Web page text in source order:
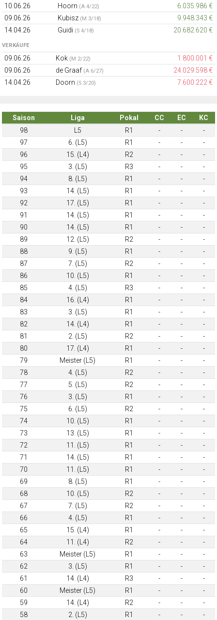
10.06.26 Hoorn (A 4/22)
6.035.986 €
09.06.26
Kubisz (M 3/18)
9.948.343 €
14.04.26
Guidi (S 4/18) 20.682.620 €
VERKÄUFE
09.06.26 Kok (M 2/22)
1.800.001 €
09.06.26
de Graaf (A 6/27)
24.029.598 €
14.04.26
Doorn (S 3/20) 7.600.222 €
Saison Liga Pokal CC EC
KC
98
L5 R1 - -
-
97
6. (L5) R1 - -
-
96
15. (L4) R2 - -
-
95
3. (L5) R3 - -
-
94
8. (L5) R1 - -
-
93
14. (L5) R1 - -
-
92
17. (L5) R1 - -
-
91
14. (L5) R1 - -
-
90
14. (L5) R1 - -
-
89
12. (L5) R2 - -
-
88
9. (L5) R1 - -
-
87
7. (L5) R2 - -
-
86
10. (L5) R1 - -
-
85
4. (L5) R3 - -
-
84
16. (L4) R1 - -
-
83
3. (L5) R1 - -
-
82
14. (L4) R1 - -
-
81
2. (L5) R2 - -
-
80
17. (L4) R1 - -
-
79
Meister (L5) R1 - -
-
78
4. (L5) R2 - -
-
77
5. (L5) R2 - -
-
76
3. (L5) R1 - -
-
75
6. (L5) R2 - -
-
74
10. (L5) R1 - -
-
73
13. (L5) R1 - -
-
72
11. (L5) R1 - -
-
71
14. (L5) R1 - -
-
70
11. (L5) R1 - -
-
69
8. (L5) R1 - -
-
68
10. (L5) R2 - -
-
67
7. (L5) R2 - -
-
66
4. (L5) R1 - -
-
65
15. (L4) R1 - -
-
64
11. (L4) R2 - -
-
63
Meister (L5) R1 - -
-
62
3. (L5) R1 - -
-
61
14. (L4) R3 - -
-
60
Meister (L5) R1 - -
-
59
14. (L4) R2 - -
-
58
2. (L5) R1 - -
-